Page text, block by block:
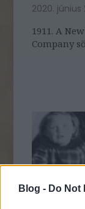
Blog - Do Not
2020. június
1911. A
Company